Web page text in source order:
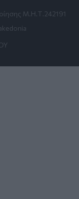
Μ.Η.Τ.242191